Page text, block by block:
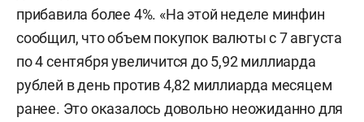
прибавила более 4%. «На этой неделе минфин
сообщил, что объем покупок валюты с 7 августа
по 4 сентября увеличится до 5,92 миллиарда
рублей в день против 4,82 миллиарда месяцем
ранее. Это оказалось довольно неожиданно для